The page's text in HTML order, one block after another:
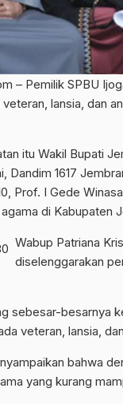
– Pemilik SPBU
lansia, dan
itu Wakil Bupati
Dandim 1617
Prof. I Gede
di Kabupaten
Wabup Patriana
diselenggarakan
sebesar-besarnya
veteran, lansia,
bahwa
yang kurang